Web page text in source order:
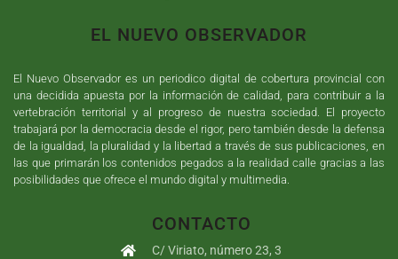
EL NUEVO OBSERVADOR
El Nuevo Observador es un periodico digital de cobertura provincial con
una decidida apuesta por la información de calidad, para contribuir a la
vertebración territorial y al progreso de nuestra sociedad. El proyecto
trabajará por la democracia desde el rigor, pero también desde la defensa
de la igualdad, la pluralidad y la libertad a través de sus publicaciones, en
las que primarán los contenidos pegados a la realidad calle gracias a las
posibilidades que ofrece el mundo digital y multimedia.
CONTACTO
C/ Viriato, número 23, 3